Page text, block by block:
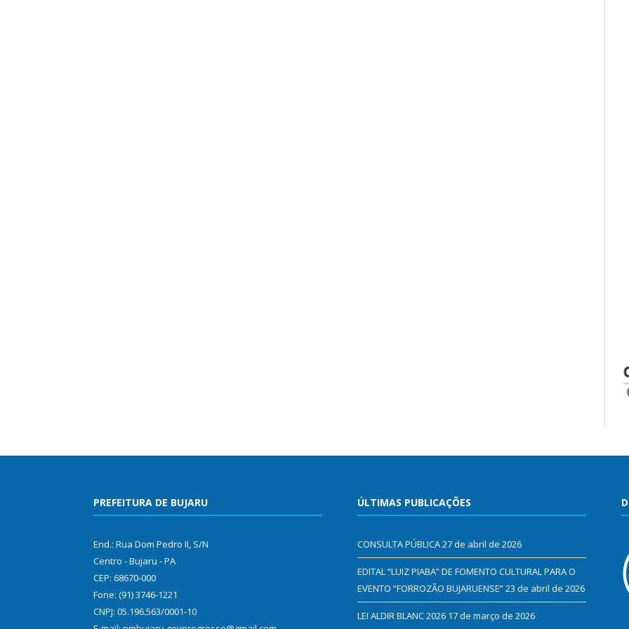
PREFEITURA DE BUJARU
End.: Rua Dom Pedro II, S/N
Centro - Bujaru - PA
CEP: 68670-000
Fone: (91) 3746-1221
CNPJ: 05.196.563/0001-10
ÚLTIMAS PUBLICAÇÕES
CONSULTA PÚBLICA27 de abril de 2026
EDITAL “LUIZ PIABA” DE FOMENTO CULTURAL PARA O
EVENTO “FORROZÃO BUJARUENSE”23 de abril de 2026
LEI ALDIR BLANC 2026 17 de março de 2026